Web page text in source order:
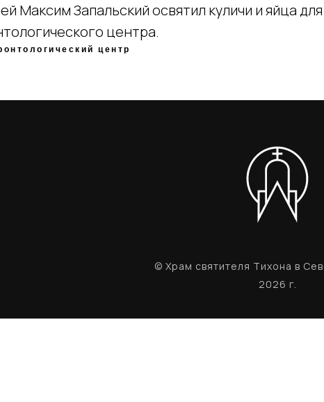
Максим Запальский освятил куличи и яйца
центра.
центр
© Храм святителя Тихона в
2026 г.